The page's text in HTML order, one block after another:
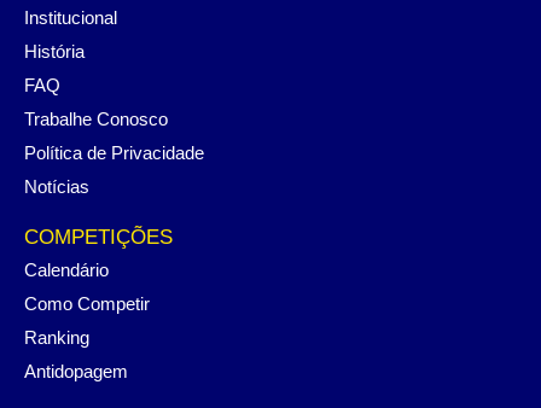
Institucional
História
FAQ
Trabalhe Conosco
Política de Privacidade
Notícias
COMPETIÇÕES
Calendário
Como Competir
Ranking
Antidopagem